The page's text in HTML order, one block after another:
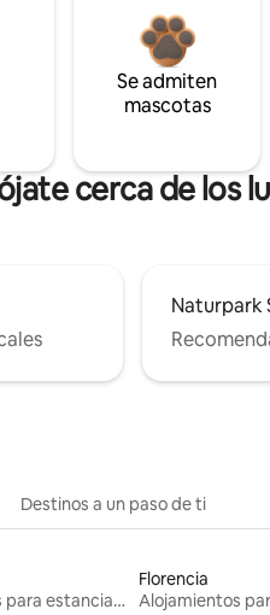
Se admiten
mascotas
cerca de los
Naturpark
Destinos a un paso de ti
Alojamientos para estancias largas
Florencia